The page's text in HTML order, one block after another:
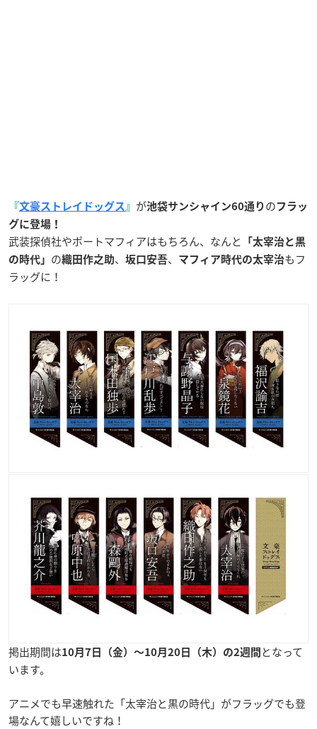
『文豪ストレイドッグス 』 が池袋サンシャイン60通り の フラッ
グに登場！
武装探偵社やポートマフィアはもちろん、なんと
「太宰治と黒
の時代」 の織田作之助、 坂口安吾、 マフィア時代の太宰治もフ
ラッグに！
掲出期間は10月7日（金）〜10月20日（木）の2週間 となって
います。
アニメでも早速触れた「太宰治と黒の時代」がフラッグでも登
場なんて嬉しいですね！